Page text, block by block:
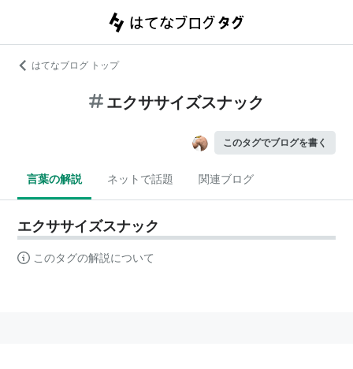
はてなブログ トップ
エクササイズスナック
このタグでブログを書く
言葉の解説 ネットで話題 関連ブログ
エクササイズスナック
このタグの解説について